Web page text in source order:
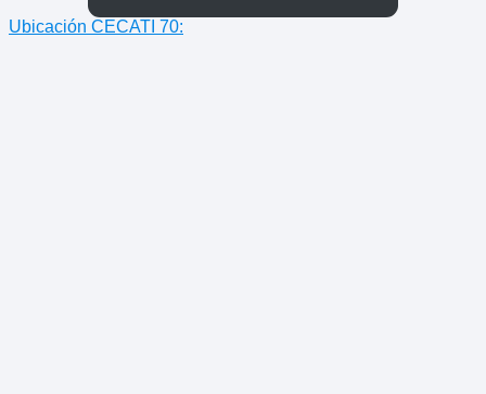
Ubicación CECATI 70: